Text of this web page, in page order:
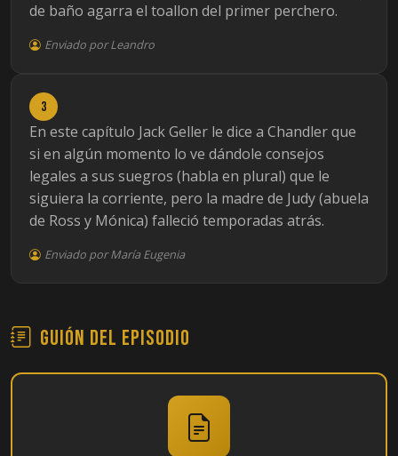
de baño agarra el toallon del primer perchero.
Enviado por Leandro
3
En este capítulo Jack Geller le dice a Chandler que
si en algún momento lo ve dándole consejos
legales a sus suegros (habla en plural) que le
siguiera la corriente, pero la madre de Judy (abuela
de Ross y Mónica) falleció temporadas atrás.
Enviado por María Eugenia
Guión del episodio